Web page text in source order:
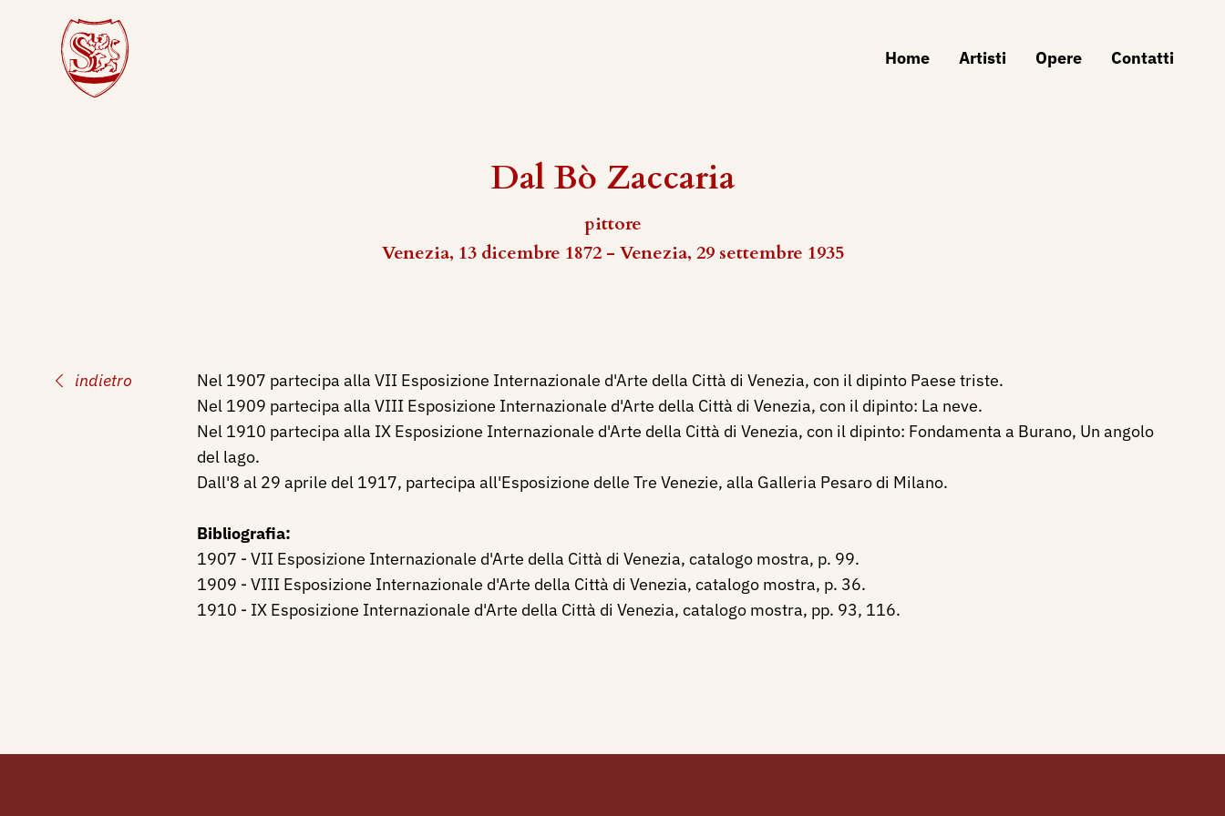
Home Artisti Opere Contatti
Dal Bò Zaccaria
pittore
Venezia, 13 dicembre 1872 - Venezia, 29 settembre 1935
indietro
Nel 1907 partecipa alla VII Esposizione Internazionale d'Arte della Città di Venezia, con il dipinto Paese triste.
Nel 1909 partecipa alla VIII Esposizione Internazionale d'Arte della Città di Venezia, con il dipinto: La neve.
Nel 1910 partecipa alla IX Esposizione Internazionale d'Arte della Città di Venezia, con il dipinto: Fondamenta a Burano, Un angolo
del lago.
Dall'8 al 29 aprile del 1917, partecipa all'Esposizione delle Tre Venezie, alla Galleria Pesaro di Milano.
Bibliografia:
1907 - VII Esposizione Internazionale d'Arte della Città di Venezia, catalogo mostra, p. 99.
1909 - VIII Esposizione Internazionale d'Arte della Città di Venezia, catalogo mostra, p. 36.
1910 - IX Esposizione Internazionale d'Arte della Città di Venezia, catalogo mostra, pp. 93, 116.